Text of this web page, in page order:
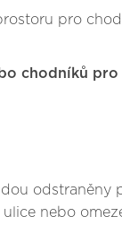
pro
chodníků
odstraněny
nebo